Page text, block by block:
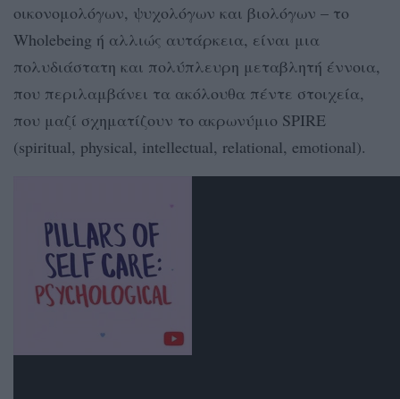
οικονομολόγων, ψυχολόγων και βιολόγων – το
Wholebeing ή αλλιώς αυτάρκεια, είναι μια
πολυδιάστατη και πολύπλευρη μεταβλητή έννοια,
που περιλαμβάνει τα ακόλουθα πέντε στοιχεία,
που μαζί σχηματίζουν το ακρωνύμιο SPIRE
(spiritual, physical, intellectual, relational, emotional).